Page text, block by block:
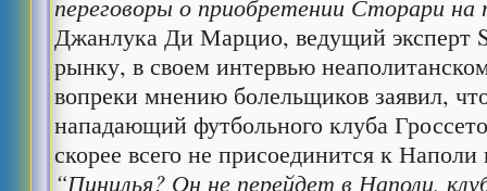
переговоры о приобретении Сторари на
Джанлука Ди Марцио, ведущий эксперт
рынку, в своем интервью
вопреки мнению болельщиков заявил,
нападающий футбольного клуба
скорее всего не присоединится к
“Пинилья? Он не перейдет в Наполи,